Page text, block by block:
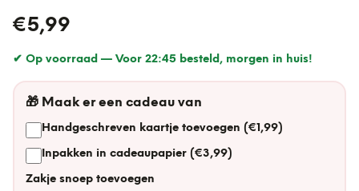
€5,99
✔ Op voorraad — Voor 22:45 besteld, morgen in huis!
🎁 Maak er een cadeau van
Handgeschreven kaartje toevoegen (€1,99)
Inpakken in cadeaupapier (€3,99)
Zakje snoep toevoegen